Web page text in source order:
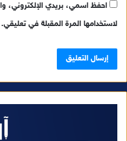
احفظ اسمي، بريدي الإلكتروني،
لاستخدامها المرة المقبلة في تعليقي.